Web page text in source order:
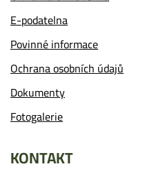
E-podatelna
Povinné informace
Ochrana osobních údajů
Dokumenty
Fotogalerie
KONTAKT